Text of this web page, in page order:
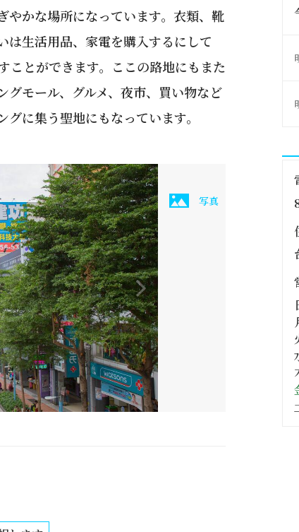
やかな場所になっています。衣類、靴
は生活用品、家電を購入するにして
ことができます。ここの路地にもまた
モール、グルメ、夜市、買い物など
に集う聖地にもなっています。
写真